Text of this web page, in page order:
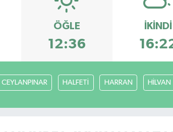
ÖĞLE
12:36
İKINDI
CEYLANPINAR HALFETİ HARRAN HİLVAN